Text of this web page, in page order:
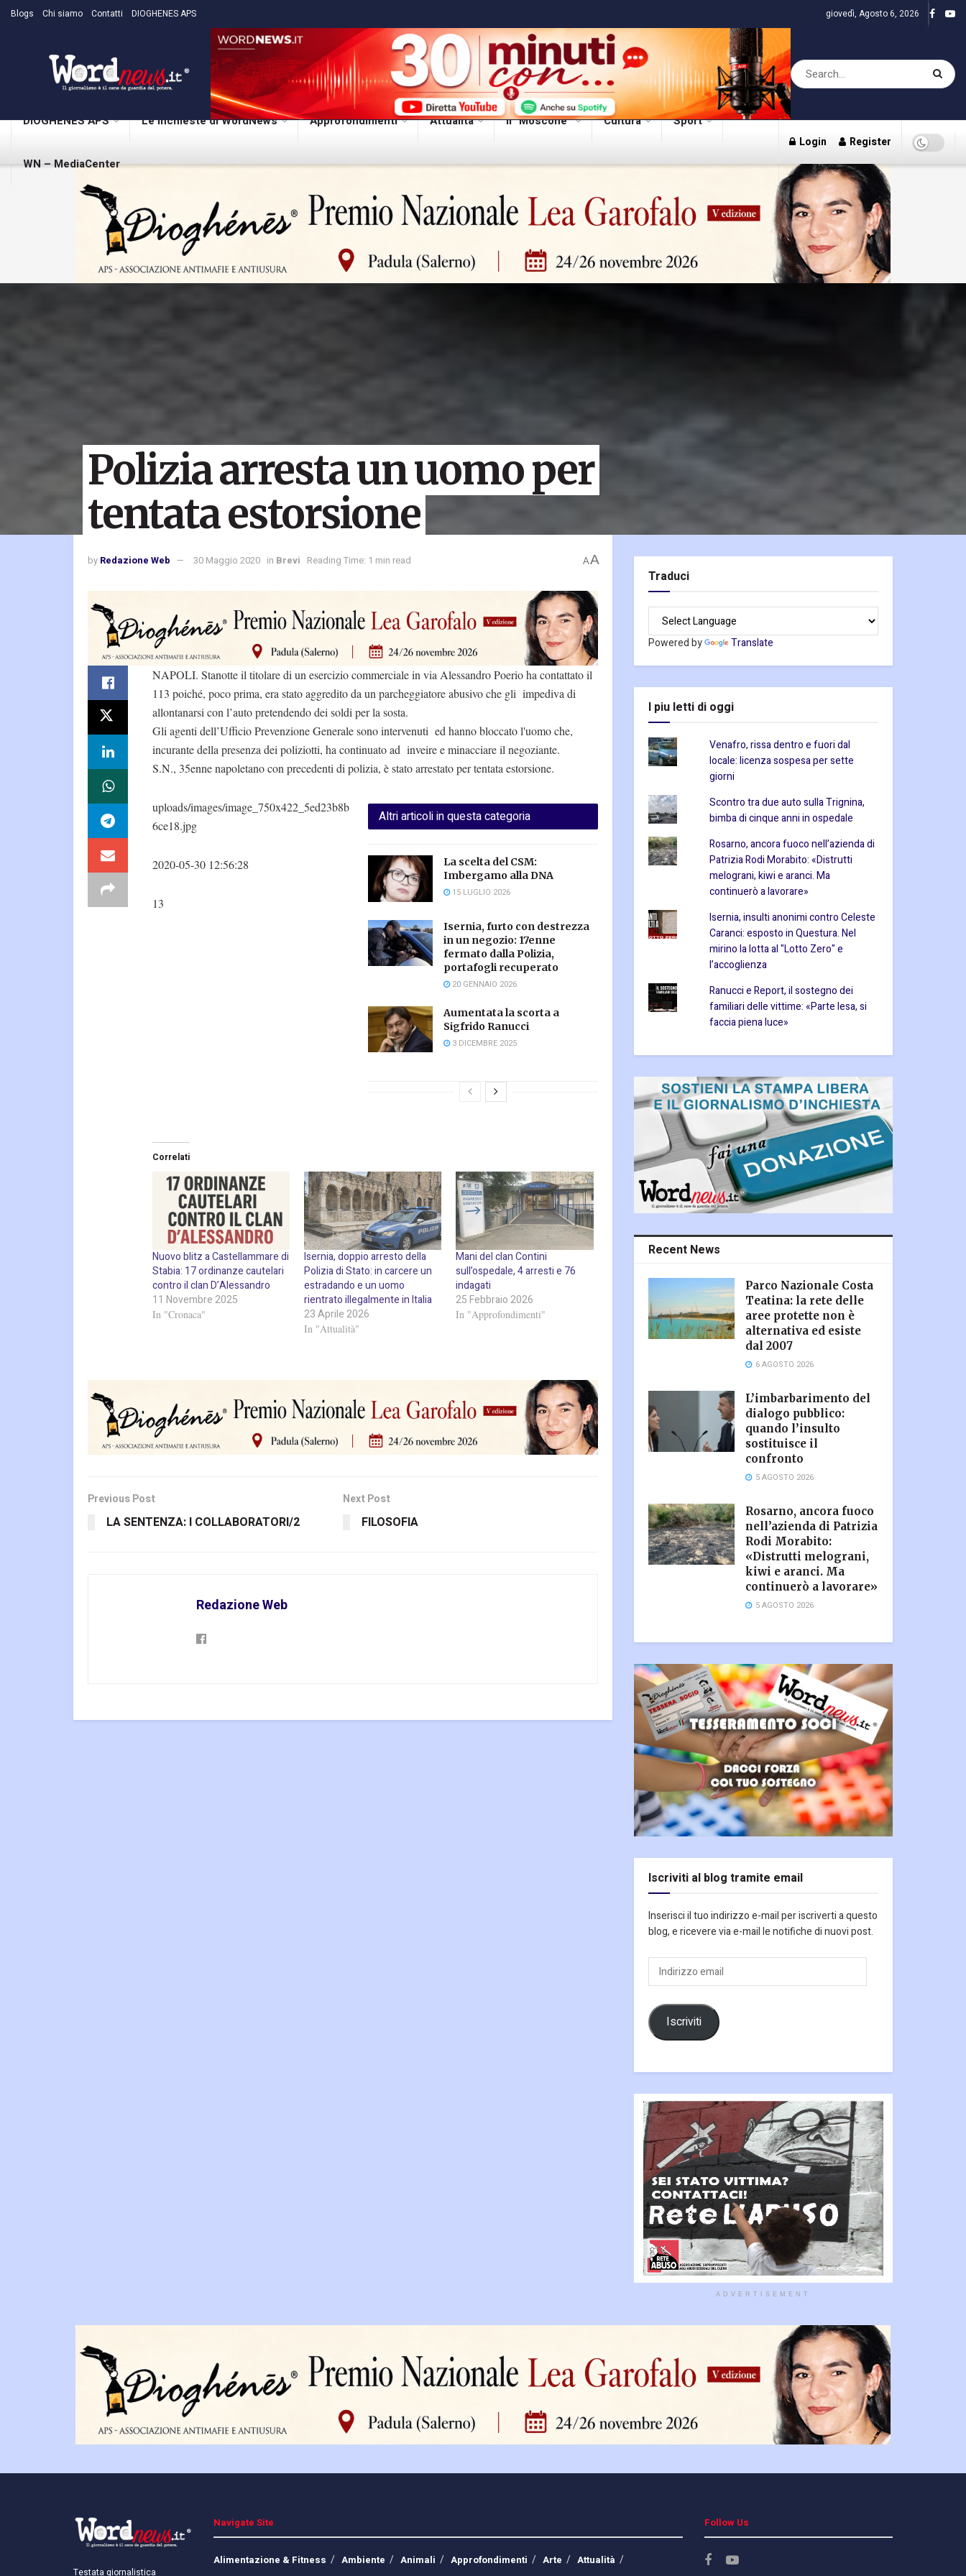
Blogs Chi siamo Contatti DIOGHENES APS giovedì, Agosto 6, 2026
DIOGHENES APS Le inchieste di WordNews Approfondimenti Attualità Il “Moscone” Cultura Sport
WN – MediaCenter
Login Register
Polizia arresta un uomo per
tentata estorsione
by Redazione Web 30 Maggio 2020 in Brevi Reading Time: 1 min read AA
NAPOLI. Stanotte il titolare di un esercizio commerciale in via Alessandro Poerio ha contattato il
113 poiché, poco prima, era stato aggredito da un parcheggiatore abusivo che gli impediva di
allontanarsi con l’auto pretendendo dei soldi per la sosta.
Gli agenti dell’Ufficio Prevenzione Generale sono intervenuti ed hanno bloccato l'uomo che,
incurante della presenza dei poliziotti, ha continuato ad inveire e minacciare il negoziante.
S.N., 35enne napoletano con precedenti di polizia, è stato arrestato per tentata estorsione.
Altri articoli in questa categoria
La scelta del CSM:
Imbergamo alla DNA
15 LUGLIO 2026
Isernia, furto con destrezza
in un negozio: 17enne
fermato dalla Polizia,
portafogli recuperato
20 GENNAIO 2026
Aumentata la scorta a
Sigfrido Ranucci
3 DICEMBRE 2025
uploads/images/image_750x422_5ed23b8b
6ce18.jpg
2020-05-30 12:56:28
13
Correlati
Nuovo blitz a Castellammare di
Stabia: 17 ordinanze cautelari
contro il clan D’Alessandro
11 Novembre 2025
In "Cronaca"
Isernia, doppio arresto della
Polizia di Stato: in carcere un
estradando e un uomo
rientrato illegalmente in Italia
23 Aprile 2026
In "Attualità"
Mani del clan Contini
sull’ospedale, 4 arresti e 76
indagati
25 Febbraio 2026
In "Approfondimenti"
Previous Post
LA SENTENZA: I COLLABORATORI/2
Next Post
FILOSOFIA
Redazione Web
Traduci
Powered by Translate
I piu letti di oggi
Venafro, rissa dentro e fuori dal
locale: licenza sospesa per sette
giorni
Scontro tra due auto sulla Trignina,
bimba di cinque anni in ospedale
Rosarno, ancora fuoco nell’azienda di
Patrizia Rodi Morabito: «Distrutti
melograni, kiwi e aranci. Ma
continuerò a lavorare»
Isernia, insulti anonimi contro Celeste
Caranci: esposto in Questura. Nel
mirino la lotta al "Lotto Zero" e
l’accoglienza
Ranucci e Report, il sostegno dei
familiari delle vittime: «Parte lesa, si
faccia piena luce»
Recent News
Parco Nazionale Costa
Teatina: la rete delle
aree protette non è
alternativa ed esiste
dal 2007
6 AGOSTO 2026
L’imbarbarimento del
dialogo pubblico:
quando l’insulto
sostituisce il
confronto
5 AGOSTO 2026
Rosarno, ancora fuoco
nell’azienda di Patrizia
Rodi Morabito:
«Distrutti melograni,
kiwi e aranci. Ma
continuerò a lavorare»
5 AGOSTO 2026
Iscriviti al blog tramite email
Inserisci il tuo indirizzo e-mail per iscriverti a questo
blog, e ricevere via e-mail le notifiche di nuovi post.
Indirizzo
email
Iscriviti
ADVERTISEMENT
Testata giornalistica
Navigate Site
Alimentazione & Fitness Ambiente Animali Approfondimenti Arte
Attualità
Follow Us